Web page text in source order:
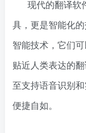
现代的翻译软
具，更是智能化
智能技术，它们
贴近人类表达的
至支持语音识别
便捷自如。